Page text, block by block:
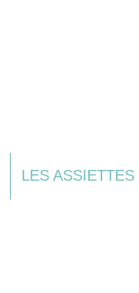
LES ASSIETTES